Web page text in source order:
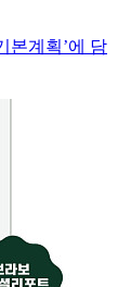
본계획’에 담